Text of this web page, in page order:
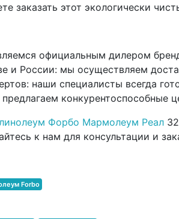
заказать этот экологически
официальным дилером
и России: мы осуществляем
наши специалисты всегда
конкурентоспособные
Форбо Мармолеум Реал
к нам для консультации и
Forbo